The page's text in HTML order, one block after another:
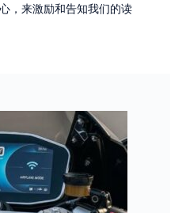
，来激励和告知我们的读